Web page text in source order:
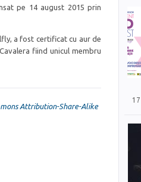
pe 14 august 2015 prin
a fost certificat cu aur de
fiind unicul membru
Attribution-Share-Alike